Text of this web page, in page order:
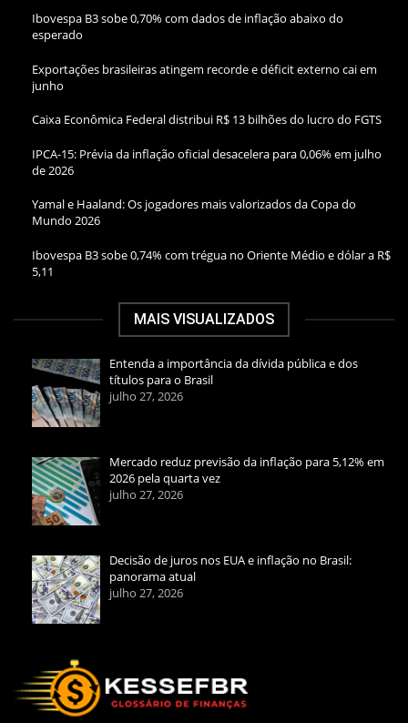
Ibovespa B3 sobe 0,70% com dados de inflação abaixo do
esperado
Exportações brasileiras atingem recorde e déficit externo cai em
junho
Caixa Econômica Federal distribui R$ 13 bilhões do lucro do FGTS
IPCA-15: Prévia da inflação oficial desacelera para 0,06% em julho
de 2026
Yamal e Haaland: Os jogadores mais valorizados da Copa do
Mundo 2026
Ibovespa B3 sobe 0,74% com trégua no Oriente Médio e dólar a R$
5,11
MAIS VISUALIZADOS
Entenda a importância da dívida pública e dos
títulos para o Brasil
julho 27, 2026
Mercado reduz previsão da inflação para 5,12% em
2026 pela quarta vez
julho 27, 2026
Decisão de juros nos EUA e inflação no Brasil:
panorama atual
julho 27, 2026